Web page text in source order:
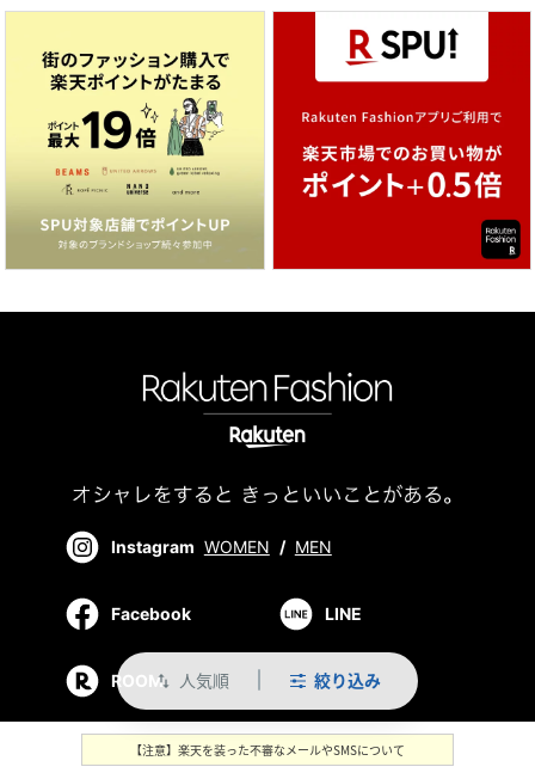
swap_vert 人気順 絞り込み
Instagram WOMEN / MEN
Facebook LINE
ROOM
【注意】楽天を装った不審なメールやSMSについて